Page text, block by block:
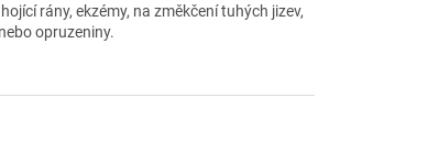
rány, ekzémy, na změkčení tuhých jizev,
opruzeniny.